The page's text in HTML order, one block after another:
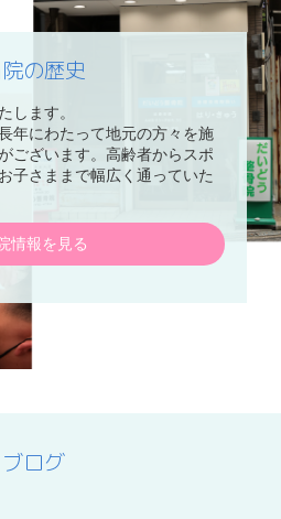
の歴史
します。
年にわたって地元の方々を施
ございます。高齢者からスポ
子さままで幅広く通っていた
情報を見る
ブログ